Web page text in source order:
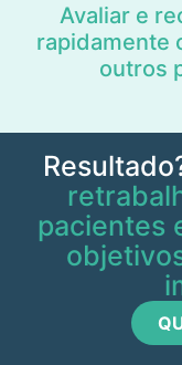
Avaliar e
rapidamente
outros
pacientes